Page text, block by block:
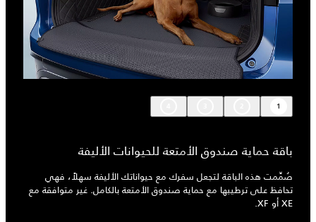
1
باقة حماية صندوق الأمتعة للحيوانات الأليفة
صُمِّمت هذه الباقة لتجعل سفرك مع حيواناتك الأليفة سهلاً، فهي
تحافظ على ترطيبها مع حماية صندوق الأمتعة بالكامل. غير متوافقة مع
XE أو XF.